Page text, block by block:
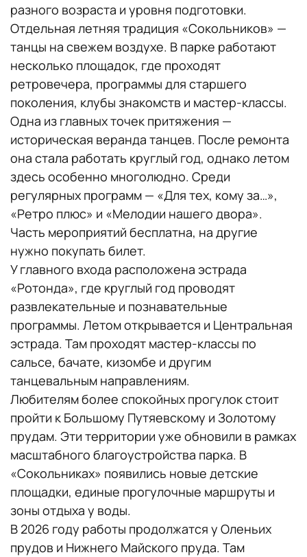
разного возраста и уровня подготовки.
Отдельная летняя традиция «Сокольников» —
танцы на свежем воздухе. В парке работают
несколько площадок, где проходят
ретровечера, программы для старшего
поколения, клубы знакомств и мастер-классы.
Одна из главных точек притяжения —
историческая веранда танцев. После ремонта
она стала работать круглый год, однако летом
здесь особенно многолюдно. Среди
регулярных программ — «Для тех, кому за…»,
«Ретро плюс» и «Мелодии нашего двора».
Часть мероприятий бесплатна, на другие
нужно покупать билет.
У главного входа расположена эстрада
«Ротонда», где круглый год проводят
развлекательные и познавательные
программы. Летом открывается и Центральная
эстрада. Там проходят мастер-классы по
сальсе, бачате, кизомбе и другим
танцевальным направлениям.
Любителям более спокойных прогулок стоит
пройти к Большому Путяевскому и Золотому
прудам. Эти территории уже обновили в рамках
масштабного благоустройства парка. В
«Сокольниках» появились новые детские
площадки, единые прогулочные маршруты и
зоны отдыха у воды.
В 2026 году работы продолжатся у Оленьих
прудов и Нижнего Майского пруда. Там